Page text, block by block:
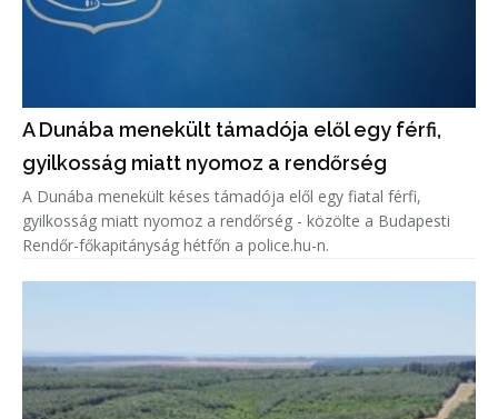
A Dunába menekült támadója elől egy férfi,
gyilkosság miatt nyomoz a rendőrség
A Dunába menekült késes támadója elől egy fiatal férfi,
gyilkosság miatt nyomoz a rendőrség - közölte a Budapesti
Rendőr-főkapitányság hétfőn a police.hu-n.